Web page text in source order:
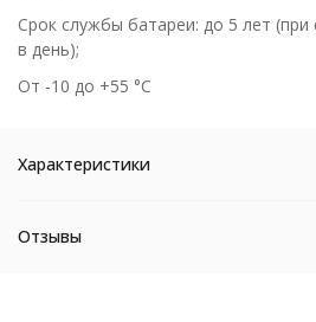
Срок службы батареи: до 5 лет (при
в день);
От -10 до +55 °C
Характеристики
Отзывы